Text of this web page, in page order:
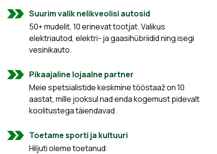
Suurim valik nelikveolisi autosid
50+ mudelit, 10 erinevat tootjat. Valikus
elektriautod, elektri- ja gaasihübriidid ning isegi
vesinikauto.
Pikaajaline lojaalne partner
Meie spetsialistide keskmine tööstaaž on 10
aastat, mille jooksul nad enda kogemust pidevalt
koolitustega täiendavad.
Toetame sporti ja kultuuri
Hiljuti oleme toetanud: